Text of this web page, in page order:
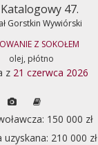
47.
Gorstkin Wywiórski
Z SOKOŁEM
olej, płótno
z 21 czerwca 2026
150 000 zł
uzyskana: 210 000 zł